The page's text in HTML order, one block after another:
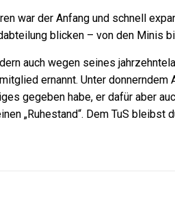
war der Anfang und schnell
blicken – von den Minis
auch wegen seines
ernannt. Unter
gegeben habe, er dafür aber
„Ruhestand“. Dem TuS